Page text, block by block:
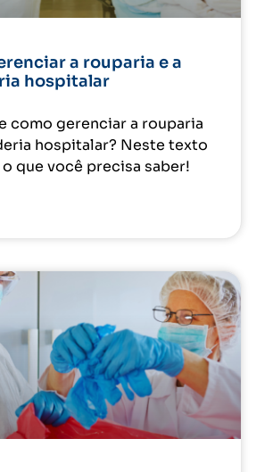
a rouparia e a
hospitalar
como gerenciar a rouparia
hospitalar? Neste texto
que você precisa saber!